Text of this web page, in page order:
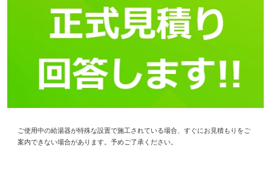
ご使用中の給湯器が特殊な設置で施工されている場合、すぐにお見積もりをご
案内できない場合があります。予めご了承ください。